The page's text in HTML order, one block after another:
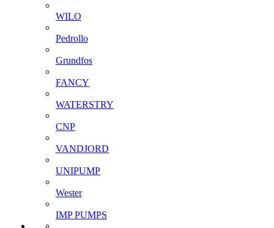
WILO
Pedrollo
Grundfos
FANCY
WATERSTRY
CNP
VANDJORD
UNIPUMP
Wester
IMP PUMPS